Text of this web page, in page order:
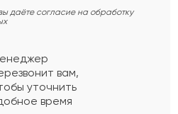
еще
даёте согласие на обработку
вам,
уточнить
время